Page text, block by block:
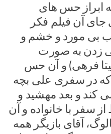
ابراز حس های
آن فیلم فکر
بی مورد و خشم و
زدن به صورت
بیتا فرهی) و آن حس
که در سفری علی بچه
کند و بعد مهشید و
سفر با خانواده و آن
آقای بازیگر همه